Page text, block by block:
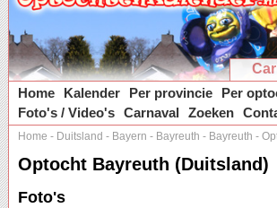
Home
Kalender Per provincie
Per
Foto's / Video's Carnaval Zoeken
Home - Duitsland - Bayern - Bayreuth - Bayreuth -
Optocht Bayreuth (Duitsland)
Foto's